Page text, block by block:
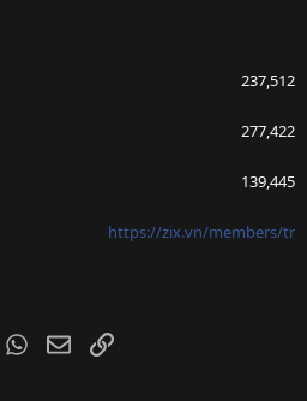
237,512
277,422
139,445
https://zix.vn/members/tr
WhatsApp
EmailLink